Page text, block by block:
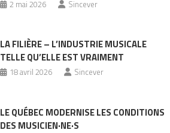
2 mai 2026 Sincever
LA FILIÈRE – L’INDUSTRIE MUSICALE
TELLE QU’ELLE EST VRAIMENT
18 avril 2026 Sincever
LE QUÉBEC MODERNISE LES CONDITIONS
DES MUSICIEN·NE·S